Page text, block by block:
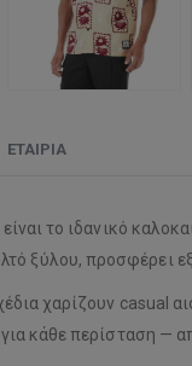
ΕΤΑΙΡΊΑ
είναι το ιδανικό
ξύλου, προσφέρει
χαρίζουν casual
κάθε περίσταση —